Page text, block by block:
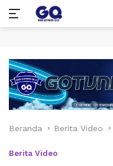
konten
Beranda Berita Video
Berita Video